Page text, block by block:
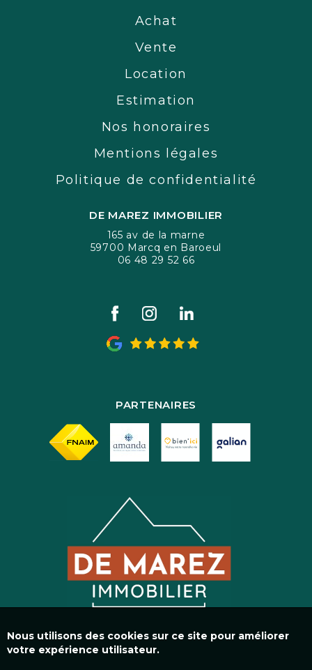
Achat
Vente
Location
Estimation
Nos honoraires
Mentions légales
Politique de confidentialité
DE MAREZ IMMOBILIER
165 av de la marne
59700 Marcq en Baroeul
06 48 29 52 66
PARTENAIRES
Nous utilisons des cookies sur ce site pour améliorer
votre expérience utilisateur.